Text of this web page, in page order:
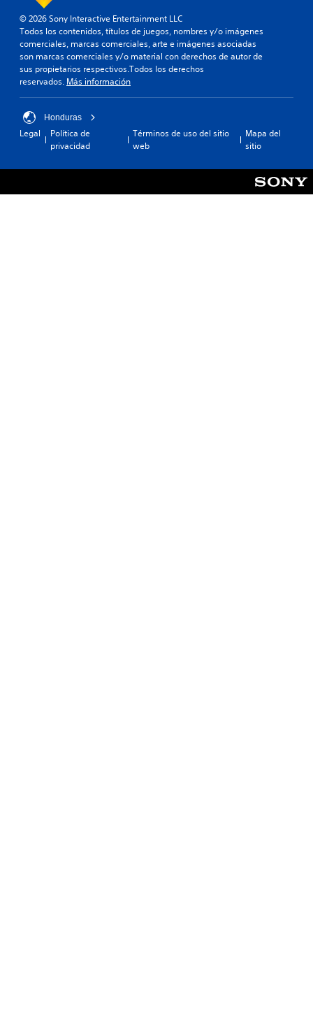
© 2026 Sony Interactive Entertainment LLC
Todos los contenidos, títulos de juegos, nombres y/o imágenes
comerciales, marcas comerciales, arte e imágenes asociadas
son marcas comerciales y/o material con derechos de autor de
sus propietarios respectivos.Todos los derechos
reservados. Más información
Honduras
Legal
Política de
privacidad
Términos de uso del sitio
web
Mapa del
sitio